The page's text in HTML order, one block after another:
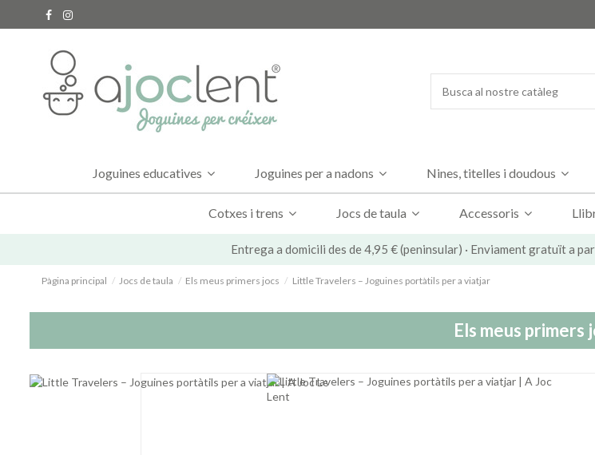
Joguines educatives Joguines per a nadons Nines, titelles i doudous
Cotxes i trens Jocs de taula Accessoris
Entrega a domicili des de 4,95 € (peninsular) · Enviament gratuït a
Pàgina principal Jocs de taula Els meus primers jocs Little Travelers – Joguines portàtils per a viatjar
Els meus primers